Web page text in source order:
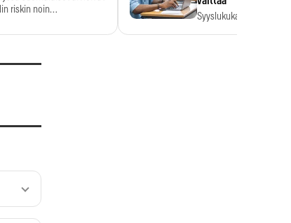
riskin noin
Syyslukukauden